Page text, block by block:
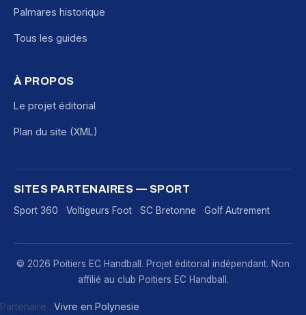
Palmares historique
Tous les guides
À PROPOS
Le projet éditorial
Plan du site (XML)
SITES PARTENAIRES — SPORT
Sport 360 Voltigeurs Foot SC Bretonne Golf Autrement
© 2026 Poitiers EC Handball. Projet éditorial indépendant. Non
affilié au club Poitiers EC Handball.
Partenaire : Vivre en Polynesie